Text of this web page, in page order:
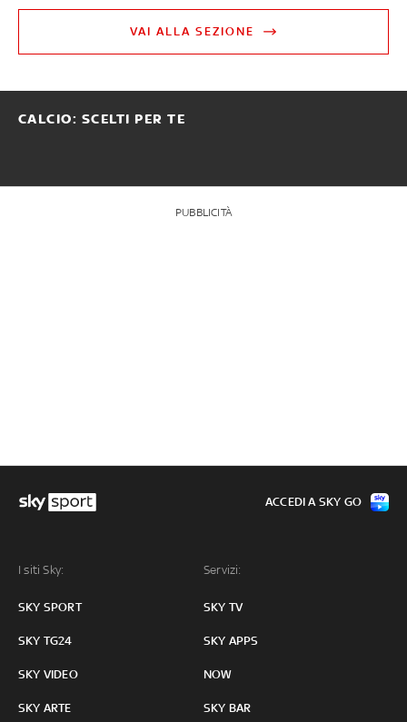
VAI ALLA SEZIONE
CALCIO: SCELTI PER TE
PUBBLICITÀ
I siti Sky:
SKY SPORT
SKY TG24
SKY VIDEO
SKY ARTE
Servizi:
SKY TV
SKY APPS
NOW
SKY BAR
ACCEDI A SKY GO